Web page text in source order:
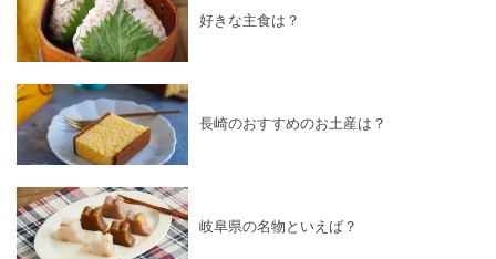
好きな主食は？
長崎のおすすめのお土産は？
岐阜県の名物といえば？